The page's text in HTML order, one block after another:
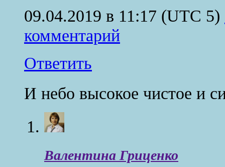
09.04.2019 в 11:17 (UTC 5)
комментарий
Ответить
И небо высокое чистое и
Валентина Гриценко